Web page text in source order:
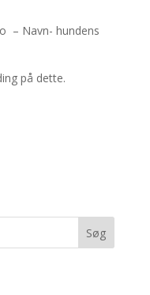
– Navn- hundens
på dette.